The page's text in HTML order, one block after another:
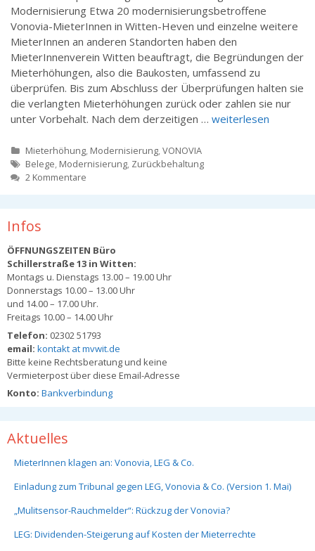
Modernisierung Etwa 20 modernisierungsbetroffene
Vonovia-MieterInnen in Witten-Heven und einzelne weitere
MieterInnen an anderen Standorten haben den
MieterInnenverein Witten beauftragt, die Begründungen der
Mieterhöhungen, also die Baukosten, umfassend zu
überprüfen. Bis zum Abschluss der Überprüfungen halten sie
die verlangten Mieterhöhungen zurück oder zahlen sie nur
unter Vorbehalt. Nach dem derzeitigen … weiterlesen
Kategorien
Mieterhöhung, Modernisierung,VONOVIA
Tags
Belege, Modernisierung, Zurückbehaltung
2 Kommentare
Infos
ÖFFNUNGSZEITEN Büro
Schillerstraße 13 in Witten:
Montags u. Dienstags 13.00 – 19.00 Uhr
Donnerstags 10.00 – 13.00 Uhr
und 14.00 – 17.00 Uhr.
Freitags 10.00 – 14.00 Uhr
Telefon: 02302 51793
email: kontakt at mvwit.de
Bitte keine Rechtsberatung und keine
Vermieterpost über diese Email-Adresse
Konto: Bankverbindung
Aktuelles
MieterInnen klagen an: Vonovia, LEG & Co.
Einladung zum Tribunal gegen LEG, Vonovia & Co. (Version 1. Mai)
„Mulitsensor-Rauchmelder“: Rückzug der Vonovia?
LEG: Dividenden-Steigerung auf Kosten der Mieterrechte